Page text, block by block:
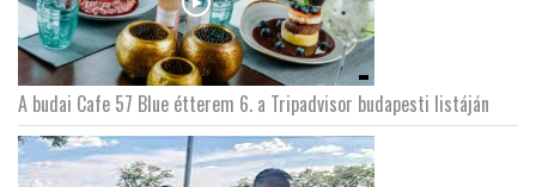
A budai Cafe 57 Blue étterem 6. a Tripadvisor budapesti listáján